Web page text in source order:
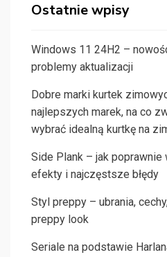
Ostatnie wpisy
Windows 11 24H2 –
problemy aktualizacji
Dobre marki kurtek
najlepszych marek, na co
wybrać idealną kurtkę na
Side Plank – jak poprawnie
efekty i najczęstsze błędy
Styl preppy – ubrania,
preppy look
Seriale na podstawie